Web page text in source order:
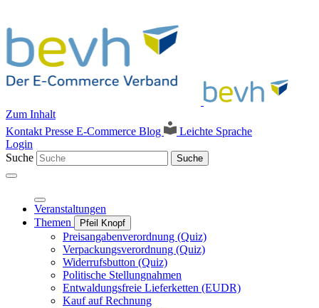
Zum Inhalt
Kontakt Presse E-Commerce Blog
Leichte Sprache
Login
Suche
Suche
Veranstaltungen
Themen
Pfeil Knopf
Preisangabenverordnung (Quiz)
Verpackungsverordnung (Quiz)
Widerrufsbutton (Quiz)
Politische Stellungnahmen
Entwaldungsfreie Lieferketten (EUDR)
Kauf auf Rechnung